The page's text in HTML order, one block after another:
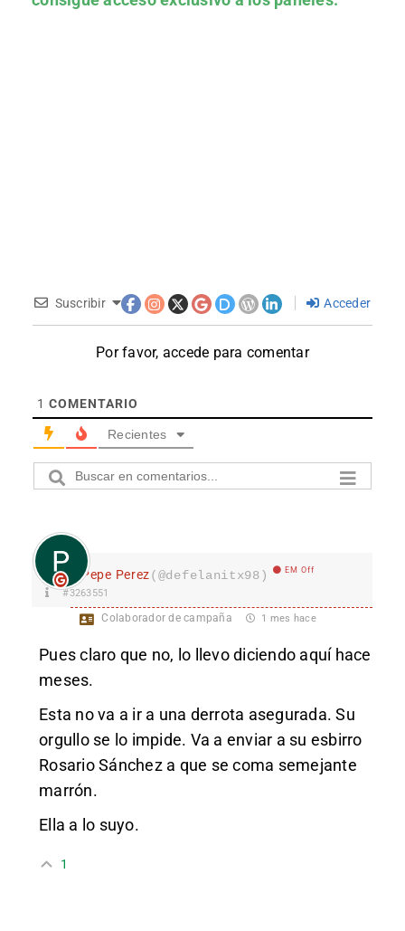
Suscribir Acceder
Por favor, accede para comentar
1 COMENTARIO
Recientes
Pepe Perez(@defelanitx98) EM Off
#3263551
Colaborador de campaña 1 mes hace
Pues claro que no, lo llevo diciendo aquí hace
meses.
Esta no va a ir a una derrota asegurada. Su
orgullo se lo impide. Va a enviar a su esbirro
Rosario Sánchez a que se coma semejante
marrón.
Ella a lo suyo.
1